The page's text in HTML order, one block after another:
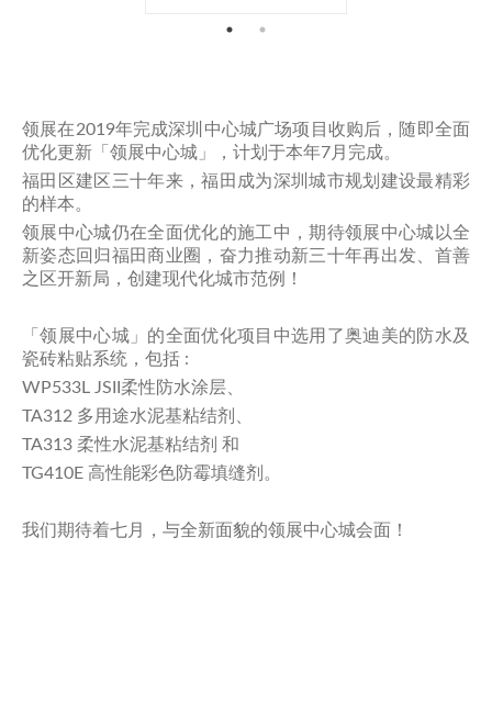
领展在2019年完成深圳中心城广场项目收购后，随即全面
优化更新「领展中心城」，计划于本年7月完成。
福田区建区三十年来，福田成为深圳城市规划建设最精彩
的样本。
领展中心城仍在全面优化的施工中，期待领展中心城以全
新姿态回归福田商业圈，奋力推动新三十年再出发、首善
之区开新局，创建现代化城市范例！
「领展中心城」的全面优化项目中选用了奥迪美的防水及
瓷砖粘贴系统，包括 :
WP533L JSII柔性防水涂层、
TA312 多用途水泥基粘结剂、
TA313 柔性水泥基粘结剂 和
TG410E 高性能彩色防霉填缝剂。
我们期待着七月，与全新面貌的领展中心城会面！